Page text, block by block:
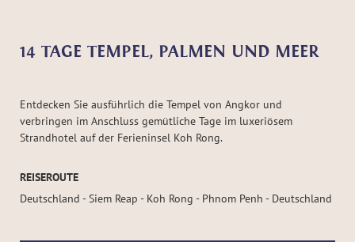
14 TAGE TEMPEL, PALMEN UND MEER
Entdecken Sie ausführlich die Tempel von Angkor und
verbringen im Anschluss gemütliche Tage im luxeriösem
Strandhotel auf der Ferieninsel Koh Rong.
REISEROUTE
Deutschland - Siem Reap - Koh Rong - Phnom Penh - Deutschland